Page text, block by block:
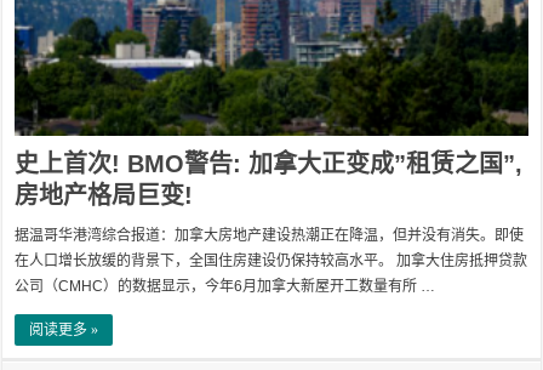
史上首次! BMO警告: 加拿大正变成”租赁之国”,
房地产格局巨变!
据温哥华港湾综合报道：加拿大房地产建设热潮正在降温，但并没有消失。即使
在人口增长放缓的背景下，全国住房建设仍保持较高水平。 加拿大住房抵押贷款
公司（CMHC）的数据显示，今年6月加拿大新屋开工数量有所 …
阅读更多 »